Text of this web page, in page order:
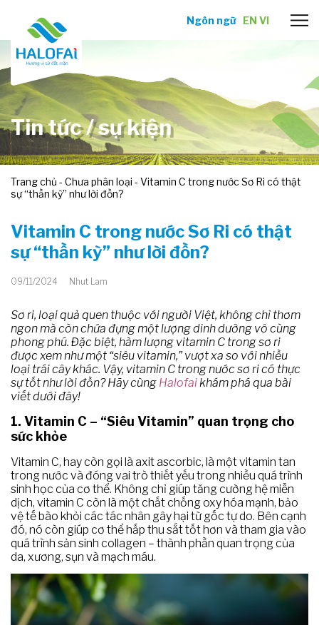
Ngôn ngữ EN VI
Tin tức / sự kiện
Trang chủ - Chưa phân loại - Vitamin C trong nước Sơ Ri có thật
sự “thần kỳ” như lời đồn?
Vitamin C trong nước Sơ Ri có thật
sự “thần kỳ” như lời đồn?
09/11/2024 Nhut Lam
Sơ ri, loại quả quen thuộc với người Việt, không chỉ thơm
ngon mà còn chứa đựng một lượng dinh dưỡng vô cùng
phong phú. Đặc biệt, hàm lượng vitamin C trong sơ ri
được xem như một “siêu vitamin,” vượt xa so với nhiều
loại trái cây khác. Vậy, vitamin C trong nước sơ ri có thực
sự tốt như lời đồn? Hãy cùng Halofaikhám phá qua bài
viết dưới đây!
1. Vitamin C – “Siêu Vitamin” quan trọng cho
sức khỏe
Vitamin C, hay còn gọi là axit ascorbic, là một vitamin tan
trong nước và đóng vai trò thiết yếu trong nhiều quá trình
sinh học của cơ thể. Không chỉ giúp tăng cường hệ miễn
dịch, vitamin C còn là một chất chống oxy hóa mạnh, bảo
vệ tế bào khỏi các tác nhân gây hại từ gốc tự do. Bên cạnh
đó, nó còn giúp cơ thể hấp thu sắt tốt hơn và tham gia vào
quá trình sản sinh collagen – thành phần quan trọng của
da, xương, sụn và mạch máu.